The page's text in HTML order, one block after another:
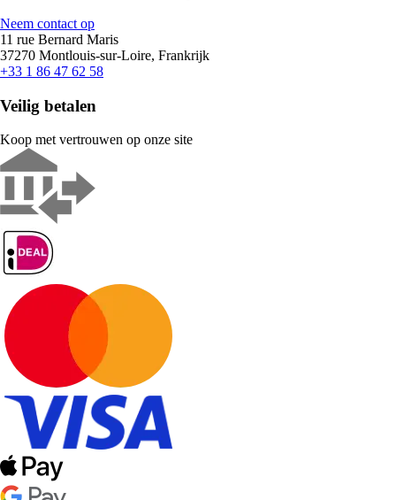
Neem contact op
11 rue Bernard Maris
37270 Montlouis-sur-Loire, Frankrijk
+33 1 86 47 62 58
Veilig betalen
Koop met vertrouwen op onze site